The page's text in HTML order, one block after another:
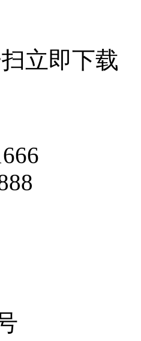
立即下载